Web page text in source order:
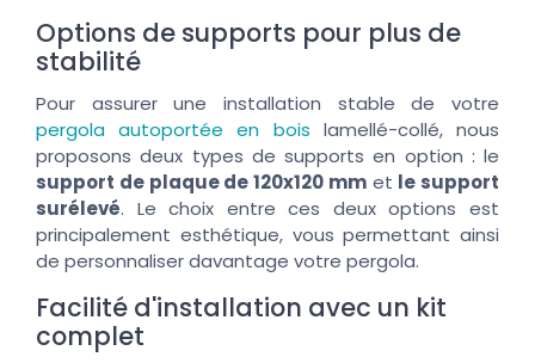
Options de supports pour plus de
stabilité
Pour assurer une installation stable de votre
pergola autoportée en bois lamellé-collé, nous
proposons deux types de supports en option : le
support de plaque de 120x120 mmet le support
surélevé. Le choix entre ces deux options est
principalement esthétique, vous permettant ainsi
de personnaliser davantage votre pergola.
Facilité d'installation avec un kit
complet